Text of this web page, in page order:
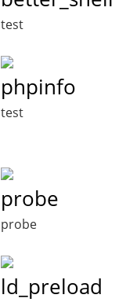
test
phpinfo
test
probe
probe
ld_preload